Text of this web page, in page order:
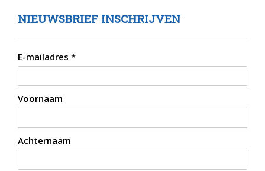
NIEUWSBRIEF INSCHRIJVEN
E-mailadres *
Voornaam
Achternaam